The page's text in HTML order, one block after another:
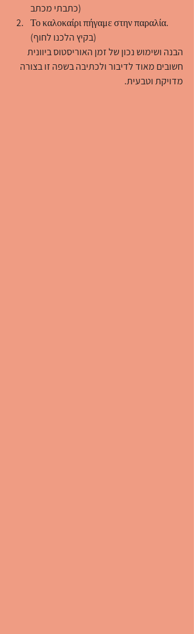
כתבתי מכתב)
Το καλοκαίρι πήγαμε στην παραλία.
(בקיץ הלכנו לחוף)
הבנה ושימוש נכון של זמן האוריסטוס ביוונית
חשובים מאוד לדיבור ולכתיבה בשפה זו בצורה
מדויקת וטבעית.